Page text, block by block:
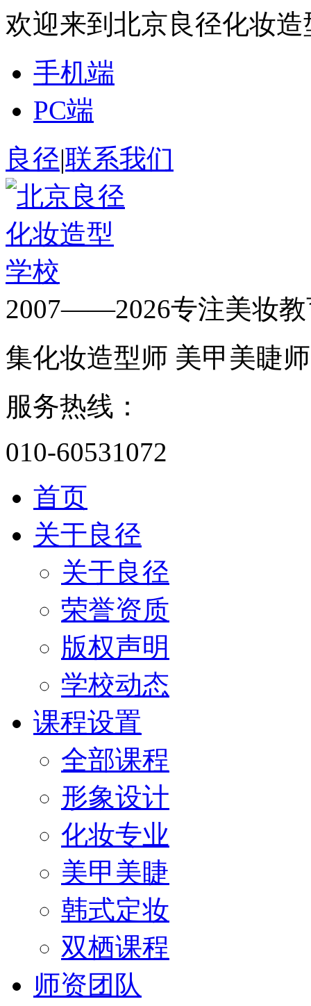
欢迎来到北京良径化妆
手机端
PC端
良径|联系我们
2007——2026专注美妆教
集化妆造型师 美甲美睫
服务热线：
010-60531072
首页
关于良径
关于良径
荣誉资质
版权声明
学校动态
课程设置
全部课程
形象设计
化妆专业
美甲美睫
韩式定妆
双栖课程
师资团队